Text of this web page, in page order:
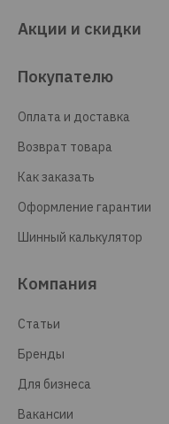
Акции и скидки
Покупателю
Оплата и доставка
Возврат товара
Как заказать
Оформление гарантии
Шинный калькулятор
Компания
Статьи
Бренды
Для бизнеса
Вакансии